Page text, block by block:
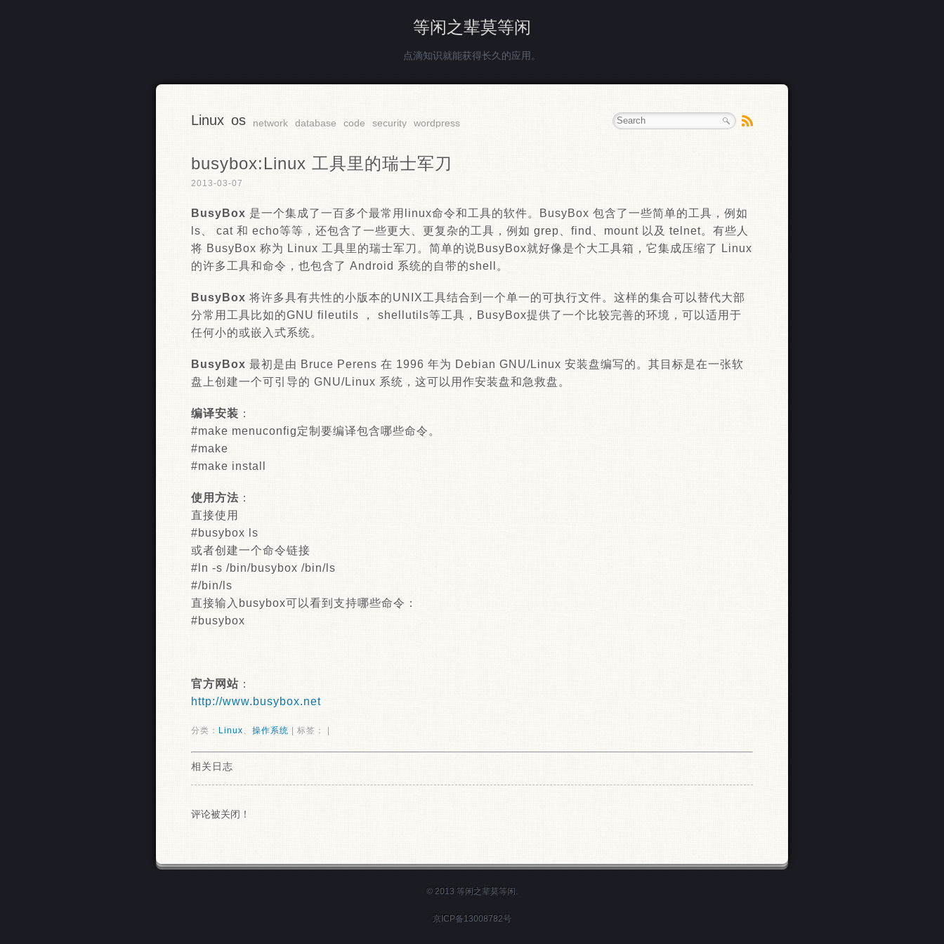
等闲之辈莫等闲
点滴知识就能获得长久的应用。
Linux os network database code security wordpress
busybox:Linux 工具里的瑞士军刀
2013-03-07
BusyBox 是一个集成了一百多个最常用linux命令和工具的软件。BusyBox 包含了一些简单的工具，例如
ls、 cat 和 echo等等，还包含了一些更大、更复杂的工具，例如 grep、find、mount 以及 telnet。有些人
将 BusyBox 称为 Linux 工具里的瑞士军刀。简单的说BusyBox就好像是个大工具箱，它集成压缩了 Linux
的许多工具和命令，也包含了 Android 系统的自带的shell。
BusyBox 将许多具有共性的小版本的UNIX工具结合到一个单一的可执行文件。这样的集合可以替代大部
分常用工具比如的GNU fileutils ， shellutils等工具，BusyBox提供了一个比较完善的环境，可以适用于
任何小的或嵌入式系统。
BusyBox 最初是由 Bruce Perens 在 1996 年为 Debian GNU/Linux 安装盘编写的。其目标是在一张软
盘上创建一个可引导的 GNU/Linux 系统，这可以用作安装盘和急救盘。
编译安装 ：
#make menuconfig定制要编译包含哪些命令。
#make
#make install
使用方法 ：
直接使用
#busybox ls
或者创建一个命令链接
#ln -s /bin/busybox /bin/ls
#/bin/ls
直接输入busybox可以看到支持哪些命令：
#busybox
官方网站 ：
http://www.busybox.net
分类： Linux、 操作系统 | 标签： |
相关日志
评论被关闭！
© 2013 等闲之辈莫等闲.
京ICP备13008782号